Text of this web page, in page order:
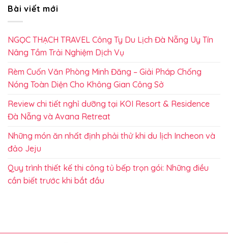
Bài viết mới
NGỌC THẠCH TRAVEL Công Ty Du Lịch Đà Nẵng Uy Tín
Nâng Tầm Trải Nghiệm Dịch Vụ
Rèm Cuốn Văn Phòng Minh Đăng – Giải Pháp Chống
Nóng Toàn Diện Cho Không Gian Công Sở
Review chi tiết nghỉ dưỡng tại KOI Resort & Residence
Đà Nẵng và Avana Retreat
Những món ăn nhất định phải thử khi du lịch Incheon và
đảo Jeju
Quy trình thiết kế thi công tủ bếp trọn gói: Những điều
cần biết trước khi bắt đầu